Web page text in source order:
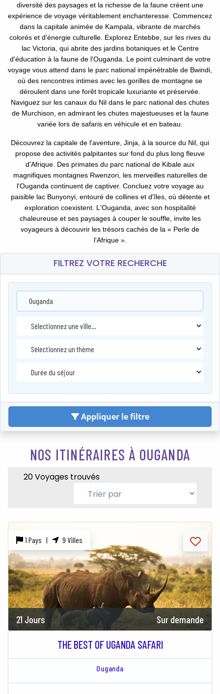
diversité des paysages et la richesse de la faune créent une
expérience de voyage véritablement enchanteresse. Commencez
dans la capitale animée de Kampala, vibrante de marchés
colorés et d'énergie culturelle. Explorez Entebbe, sur les rives du
lac Victoria, qui abrite des jardins botaniques et le Centre
d'éducation à la faune de l'Ouganda. Le point culminant de votre
voyage vous attend dans le parc national impénétrable de Bwindi,
où des rencontres intimes avec les gorilles de montagne se
déroulent dans une forêt tropicale luxuriante et préservée.
Naviguez sur les canaux du Nil dans le parc national des chutes
de Murchison, en admirant les chutes majestueuses et la faune
variée lors de safaris en véhicule et en bateau.
Découvrez la capitale de l'aventure, Jinja, à la source du Nil, qui
propose des activités palpitantes sur fond du plus long fleuve
d'Afrique. Des primates du parc national de Kibale aux
magnifiques montagnes Rwenzori, les merveilles naturelles de
l'Ouganda continuent de captiver. Concluez votre voyage au
paisible lac Bunyonyi, entouré de collines et d'îles, où détente et
exploration coexistent. L'Ouganda, avec son hospitalité
chaleureuse et ses paysages à couper le souffle, invite les
voyageurs à découvrir les trésors cachés de la « Perle de
l'Afrique ».
FILTREZ VOTRE RECHERCHE
Ouganda
Appliquer le filtre
NOS ITINÉRAIRES À OUGANDA
20 Voyages trouvés
1 Pays | 9 Villes
21 Jours Sur demande
THE BEST OF UGANDA SAFARI
Ouganda